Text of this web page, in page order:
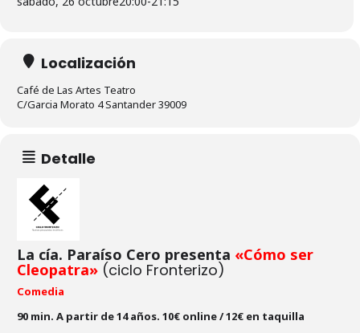
Localización
Café de Las Artes Teatro
C/Garcia Morato 4 Santander 39009
Detalle
La cía. Paraíso Cero presenta «Cómo ser
Cleopatra» (ciclo Fronterizo)
Comedia
90 min. A partir de 14 años. 10€ online / 12€ en taquilla